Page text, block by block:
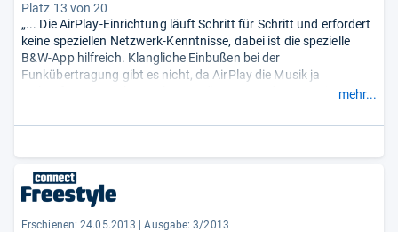
Platz 13 von 20
„... Die AirPlay-Einrichtung läuft Schritt für Schritt und erfordert
keine speziellen Netzwerk-Kenntnisse, dabei ist die spezielle
B&W-App hilfreich. Klangliche Einbußen bei der
Funkübertragung gibt es nicht, da AirPlay die Musik ja
konturierten Bässen und sehr hoher Lautstärke.“
mehr...
Erschienen: 24.05.2013
Ausgabe: 3/2013